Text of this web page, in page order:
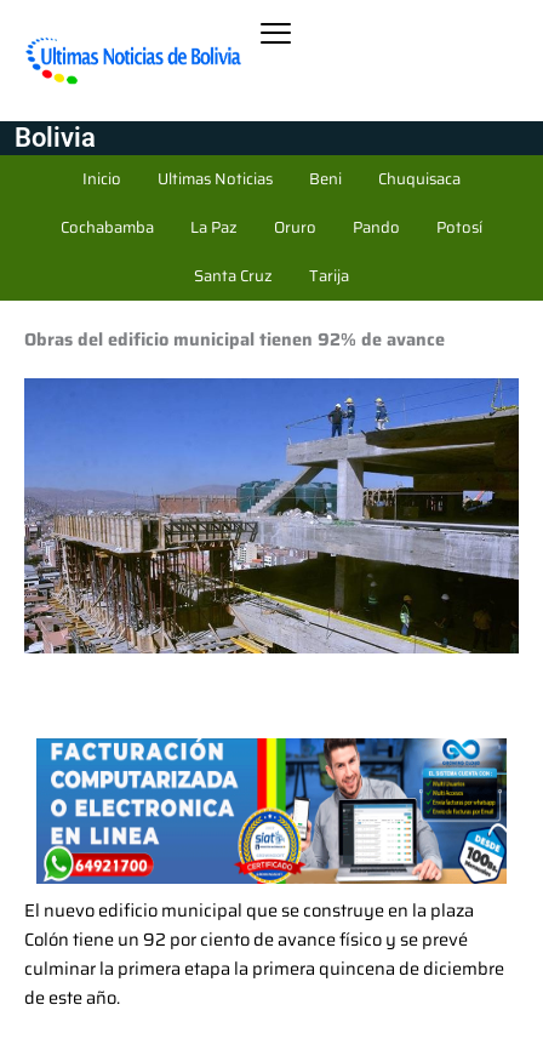
Bolivia
Inicio Ultimas Noticias Beni
Chuquisaca
Cochabamba
La Paz Oruro Pando
Potosí
Santa Cruz
Tarija
Obras del edificio municipal tienen 92% de avance
El nuevo edificio municipal que se construye en la plaza
Colón tiene un 92 por ciento de avance físico y se prevé
culminar la primera etapa la primera quincena de diciembre
de este año.